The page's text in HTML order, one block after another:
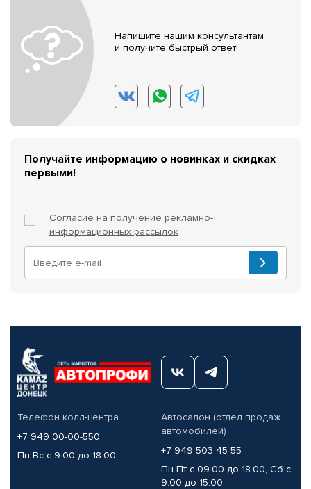
Напишите нашим консультантам
и получите быстрый ответ!
Получайте информацию о новинках и скидках
первыми!
Согласие на получение рекламно-
информационных рассылок
Телефон колл-центра
+7 949 00-00-550
Пн-Вс с 9.00 до 18.00
Автосалон (отдел продаж
автомобилей)
+7 949 503-45-55
Пн-Пт с 09.00 до 18.00, Сб с
9.00 до 15.00